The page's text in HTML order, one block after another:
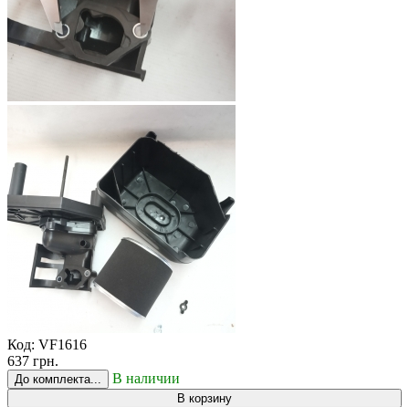
Код: VF1616
637 грн.
До комплекта... В наличии
В корзину